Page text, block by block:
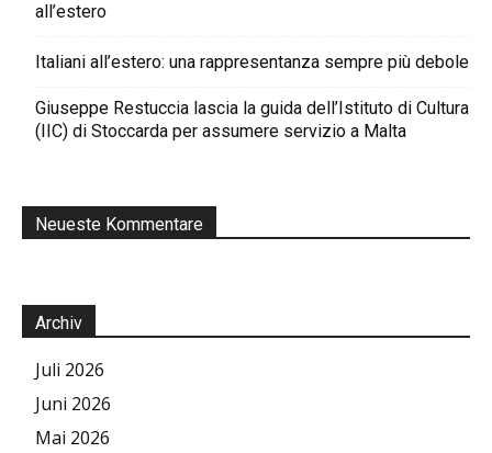
all’estero
Italiani all’estero: una rappresentanza sempre più debole
Giuseppe Restuccia lascia la guida dell’Istituto di Cultura
(IIC) di Stoccarda per assumere servizio a Malta
Neueste Kommentare
Archiv
Juli 2026
Juni 2026
Mai 2026